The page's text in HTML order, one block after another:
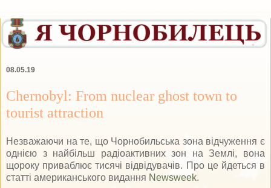
08.05.19
Chernobyl: From nuclear ghost town to
tourist attraction
Незважаючи на те, що Чорнобильська зона відчуження є
однією з найбільш радіоактивних зон на Землі, вона
щороку приваблює тисячі відвідувачів. Про це йдеться в
статті американського видання Newsweek.